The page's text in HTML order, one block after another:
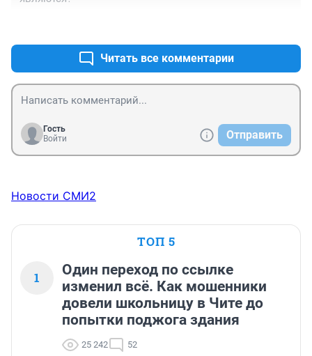
Читать все комментарии
Гость
Войти
Отправить
Новости СМИ2
ТОП 5
1
Один переход по ссылке
изменил всё. Как мошенники
довели школьницу в Чите до
попытки поджога здания
25 242 52